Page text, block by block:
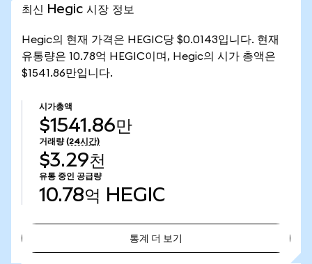
최신 Hegic 시장 정보
Hegic의 현재 가격은 HEGIC당 $0.0143입니다. 현재
유통량은 10.78억 HEGIC이며, Hegic의 시가 총액은
$1541.86만입니다.
시가총액
$1541.86만
거래량 (24시간)
$3.29천
유통 중인 공급량
10.78억 HEGIC
통계 더 보기